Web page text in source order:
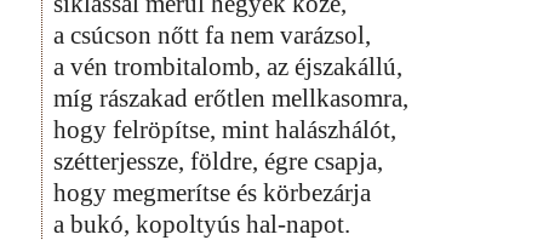
a csúcson nőtt fa nem varázsol,
a vén trombitalomb, az éjszakállú,
míg rászakad erőtlen mellkasomra,
hogy felröpítse, mint halászhálót,
szétterjessze, földre, égre csapja,
hogy megmerítse és körbezárja
a bukó, kopoltyús hal-napot.